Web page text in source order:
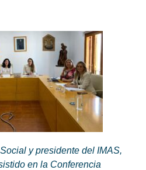
y presidente del IMAS,
en la Conferencia